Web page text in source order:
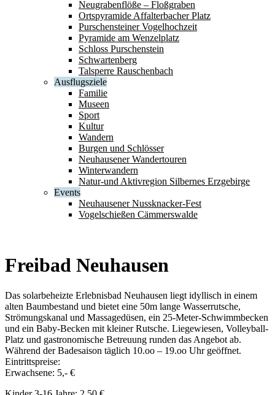
Neugrabenflöße – Floßgraben
Ortspyramide Affalterbacher Platz
Purschensteiner Vogelhochzeit
Pyramide am Wenzelplatz
Schloss Purschenstein
Schwartenberg
Talsperre Rauschenbach
Ausflugsziele
Familie
Museen
Sport
Kultur
Wandern
Burgen und Schlösser
Neuhausener Wandertouren
Winterwandern
Natur-und Aktivregion Silbernes Erzgebirge
Events
Neuhausener Nussknacker-Fest
Vogelschießen Cämmerswalde
Freibad Neuhausen
Das solarbeheizte Erlebnisbad Neuhausen liegt idyllisch in einem
alten Baumbestand und bietet eine 50m lange Wasserrutsche,
Strömungskanal und Massagedüsen, ein 25-Meter-Schwimmbecken
und ein Baby-Becken mit kleiner Rutsche. Liegewiesen, Volleyball-
Platz und gastronomische Betreuung runden das Angebot ab.
Während der Badesaison täglich 10.oo – 19.oo Uhr geöffnet.
Eintrittspreise:
Erwachsene: 5,- €